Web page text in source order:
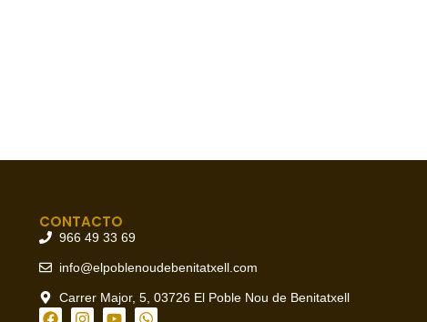
CONTACTO
966 49 33 69
info@elpoblenoudebenitatxell.com
Carrer Major, 5, 03726 El Poble Nou de Benitatxell